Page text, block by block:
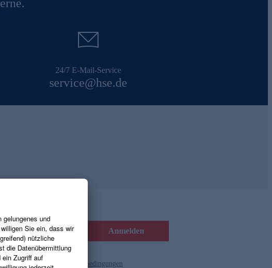
24/7 E-Mail-Service
service@hse.de
Anmelden
und die Gutscheinbedingungen